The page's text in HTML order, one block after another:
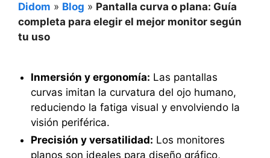
Didom » Blog » Pantalla curva o plana: Guía
completa para elegir el mejor monitor según
tu uso
Inmersión y ergonomía: Las pantallas
curvas imitan la curvatura del ojo humano,
reduciendo la fatiga visual y envolviendo la
visión periférica.
Precisión y versatilidad: Los monitores
planos son ideales para diseño gráfico,